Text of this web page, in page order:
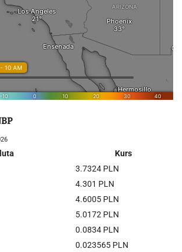
Kurs
3.7324 PLN
4.301 PLN
4.6005 PLN
5.0172 PLN
0.0834 PLN
0.023565 PLN